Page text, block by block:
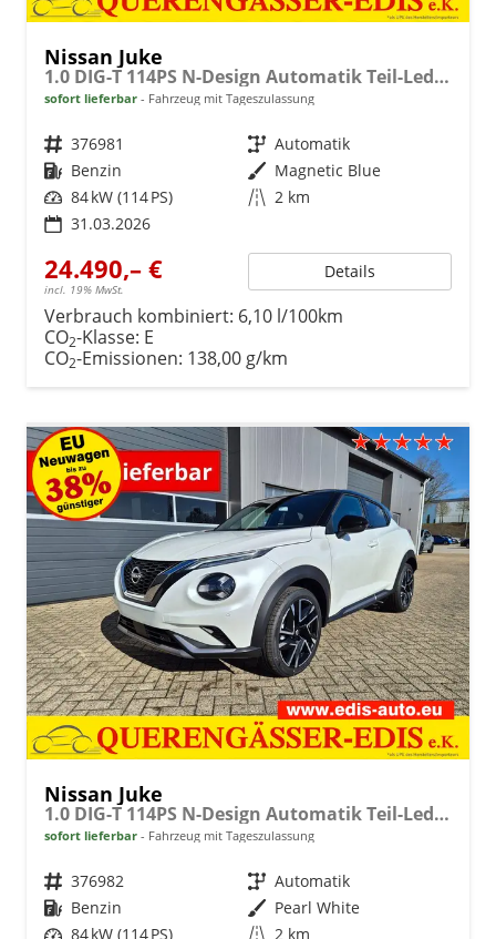
Nissan Juke
1.0 DIG-T 114PS N-Design Automatik Teil-Leder Klimaautomatik Sitzheizung Lenkradheizung PDC v+h Rückf.Kamera Navi 19"LM Bluetooth Touchscreen Apple CarPlay Android Auto
sofort lieferbar Fahrzeug mit Tageszulassung
Fahrzeugnr. 376981 Getriebe Automatik
Kraftstoff Benzin Außenfarbe Magnetic Blue
Leistung 84 kW (114 PS) Kilometerstand 2 km
31.03.2026
24.490,– €
incl. 19% MwSt.
Details
Verbrauch kombiniert: 6,10 l/100km
CO2-Klasse: E
CO2-Emissionen: 138,00 g/km
Nissan Juke
1.0 DIG-T 114PS N-Design Automatik Teil-Leder Klimaautomatik Sitzheizung Lenkradheizung PDC v+h Rückf.Kamera Navi 19"LM Bluetooth Touchscreen Apple CarPlay Android Auto
sofort lieferbar Fahrzeug mit Tageszulassung
Fahrzeugnr. 376982 Getriebe Automatik
Kraftstoff Benzin Außenfarbe Pearl White
Leistung 84 kW (114 PS) Kilometerstand 2 km